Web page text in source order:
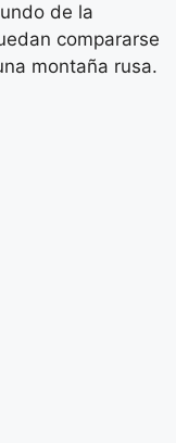
de la
compararse
montaña rusa.